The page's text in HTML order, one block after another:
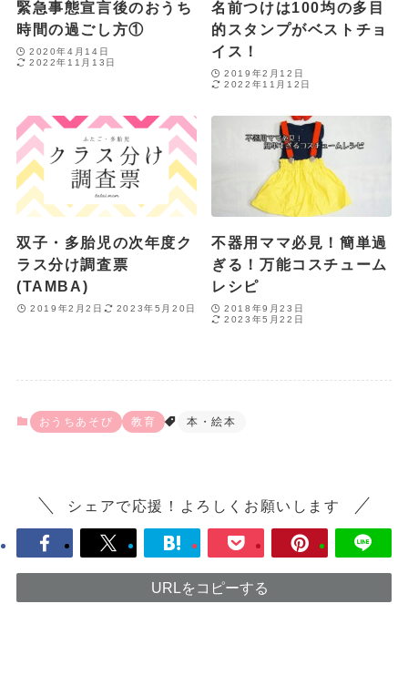
おうちあそび 教育 本・絵本
シェアで応援！よろしくお願いします
URLをコピーする
緊急事態宣言後のおうち
時間の過ごし方①
2020年4月14日
2022年11月13日
名前つけは100均の多目
的スタンプがベストチョ
イス！
2019年2月12日
2022年11月12日
双子・多胎児の次年度ク
ラス分け調査票
(TAMBA)
2019年2月2日 2023年5月20日
不器用ママ必見！簡単過
ぎる！万能コスチューム
レシピ
2018年9月23日
2023年5月22日